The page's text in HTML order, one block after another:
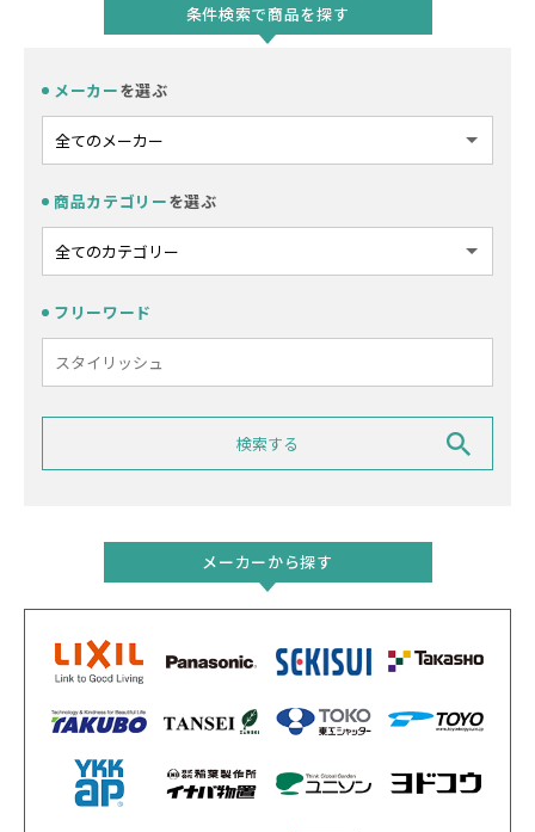
条件検索で商品を探す
メーカーを選ぶ
商品カテゴリーを選ぶ
フリーワード
メーカーから探す